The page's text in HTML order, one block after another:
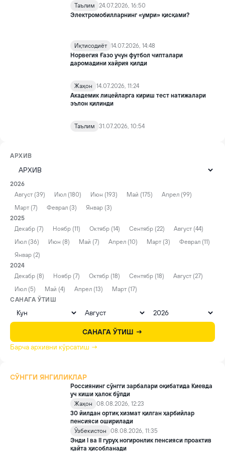
Таълим
24.07.2026, 16:50
Электромобилларнинг «умри» қисқами?
Иқтисодиёт 14.07.2026, 14:48
Норвегия Ғазо учун футбол чипталари
даромадини хайрия қилди
Жаҳон
14.07.2026, 11:24
Академик лицейларга кириш тест натижалари
эълон қилинди
Таълим 31.07.2026, 10:54
АРХИВ
2026
Август (39)
Июл (180) Июн (193) Май (175)
Апрел (99)
Март (7)
Феврал (3)
Январ (3)
2025
Декабр (7)
Ноябр (11) Октябр (14) Сентябр (22)
Август (44)
Июл (36)
Июн (8) Май (7) Апрел (10) Март (3)
Феврал (11)
Январ (2)
2024
Декабр (8)
Ноябр (7) Октябр (18) Сентябр (18)
Август (27)
Июл (5)
Май (4) Апрел (13)
Март (17)
САНАГА ЎТИШ
САНАГА ЎТИШ →
Барча архивни кўрсатиш →
СЎНГГИ ЯНГИЛИКЛАР
Россиянинг сўнгги зарбалари оқибатида Киевда
уч киши ҳалок бўлди
Жаҳон
08.08.2026, 12:23
30 йилдан ортиқ хизмат қилган ҳарбийлар
пенсияси оширилади
Ўзбекистон
08.08.2026, 11:35
Энди I ва II гуруҳ ногиронлик пенсияси проактив
қайта ҳисобланади